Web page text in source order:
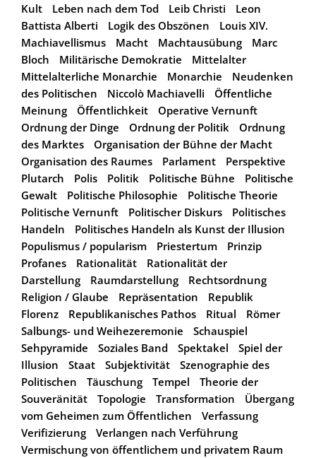
Kult
Leben nach dem Tod Leib Christi
Leon
Battista Alberti
Logik des Obszönen
Louis XIV.
Machiavellismus
Macht Machtausübung
Marc
Bloch
Militärische Demokratie
Mittelalter
Mittelalterliche Monarchie
Monarchie
Neudenken
des Politischen
Niccolò Machiavelli
Öffentliche
Meinung
Öffentlichkeit
Operative Vernunft
Ordnung der Dinge
Ordnung der Politik
Ordnung
des Marktes
Organisation der Bühne der Macht
Organisation des Raumes
Parlament
Perspektive
Plutarch
Polis Politik Politische Bühne
Politische
Gewalt
Politische Philosophie
Politische Theorie
Politische Vernunft
Politischer Diskurs
Politisches
Handeln
Politisches Handeln als Kunst der Illusion
Populismus / popularism
Priestertum
Prinzip
Profanes
Rationalität
Rationalität der
Darstellung
Raumdarstellung
Rechtsordnung
Religion / Glaube
Repräsentation
Republik
Florenz
Republikanisches Pathos Ritual
Römer
Salbungs- und Weihezeremonie
Schauspiel
Sehpyramide
Soziales Band Spektakel
Spiel der
Illusion
Staat Subjektivität
Szenographie des
Politischen
Täuschung Tempel
Theorie der
Souveränität
Topologie Transformation
Übergang
vom Geheimen zum Öffentlichen
Verfassung
Verifizierung
Verlangen nach Verführung
Vermischung von öffentlichem und privatem Raum